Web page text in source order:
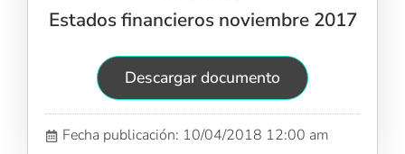
Estados financieros noviembre 2017
Descargar documento
Fecha publicación: 10/04/2018 12:00 am